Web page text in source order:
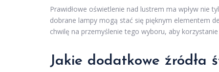
Prawidłowe oświetlenie nad lustrem ma wpływ nie
dobrane lampy mogą stać się pięknym elementem
chwilę na przemyślenie tego wyboru, aby
Jakie dodatkowe źródła